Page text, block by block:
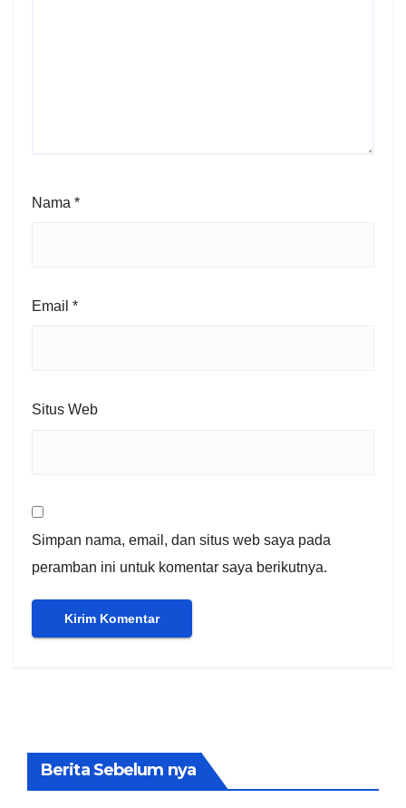
Nama *
Email *
Situs Web
Simpan nama, email, dan situs web saya pada
peramban ini untuk komentar saya berikutnya.
Berita Sebelum nya